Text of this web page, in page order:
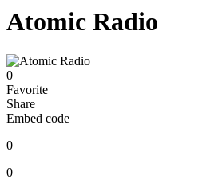
Atomic Radio
0
Favorite
Share
Embed code
0
0